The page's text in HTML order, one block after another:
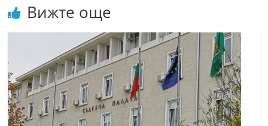
Вижте още